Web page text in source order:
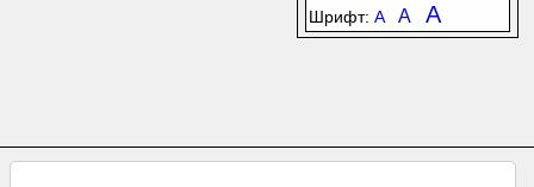
Шрифт: A A A